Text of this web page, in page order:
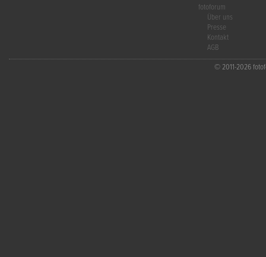
fotoforum
Über uns
Presse
Kontakt
AGB
© 2011-2026